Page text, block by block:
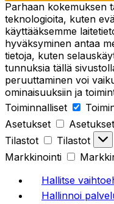
Parhaan kokemuksen
teknologioita, kuten
käyttääksemme
hyväksyminen antaa
tietoja, kuten
tunnuksia tällä
peruuttaminen voi
ominaisuuksiin ja
Toiminnalliset
Asetukset
Asetukset
Tilastot
Tilastot
Markkinointi
Hallitse
Hallinnoi